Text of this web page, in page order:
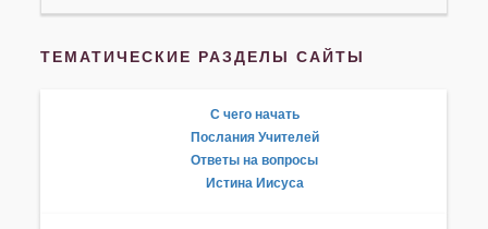
ТЕМАТИЧЕСКИЕ РАЗДЕЛЫ САЙТЫ
С чего начать
Послания Учителей
Ответы на вопросы
Истина Иисуса